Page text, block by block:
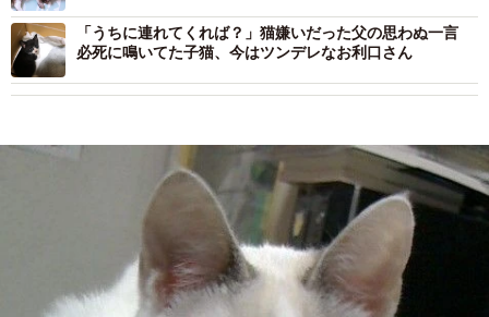
「うちに連れてくれば？」猫嫌いだった父の思わぬ一言
必死に鳴いてた子猫、今はツンデレなお利口さん